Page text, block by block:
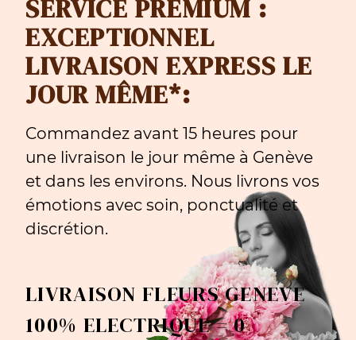
SERVICE PREMIUM :
EXCEPTIONNEL
LIVRAISON EXPRESS LE
JOUR MÊME*:
Commandez avant 15 heures pour
une livraison le jour même à Genève
et dans les environs. Nous livrons vos
émotions avec soin, ponctualité et
discrétion.
LIVRAISON FLEURS GENEVE
100% ELECTRIQUE = 0